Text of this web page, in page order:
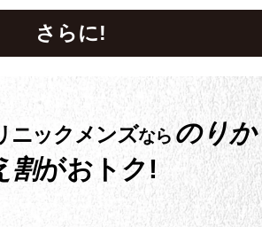
さらに!
ニックメンズならのりか
割がおトク!